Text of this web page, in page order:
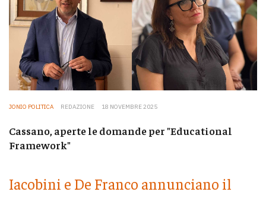
JONIO POLITICA REDAZIONE 18 NOVEMBRE 2025
Cassano, aperte le domande per "Educational
Framework"
Iacobini e De Franco annunciano il